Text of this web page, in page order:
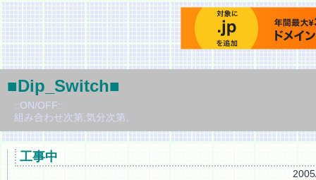
■Dip_Switch■
::ON/OFF::
組み合わせ次第,気分次第。
工事中